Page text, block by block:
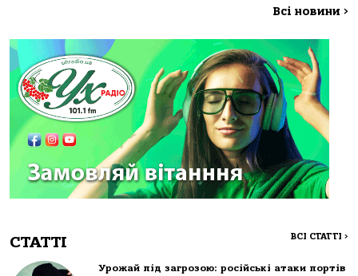
Всі новини >
СТАТТІ ВСІ СТАТТІ >
Урожай під загрозою: російські атаки портів